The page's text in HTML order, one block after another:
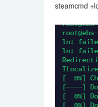
steamcmd